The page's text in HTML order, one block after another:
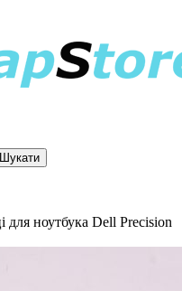
Шукати
ноутбука Dell Precision